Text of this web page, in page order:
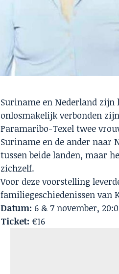
Suriname en Nederland
onlosmakelijk verbonden
Paramaribo-Texel twee
Suriname en de ander naar
tussen beide landen, maar
zichzelf.
Voor deze voorstelling
familiegeschiedenissen van
Datum: 6 & 7 november,
Ticket: €16